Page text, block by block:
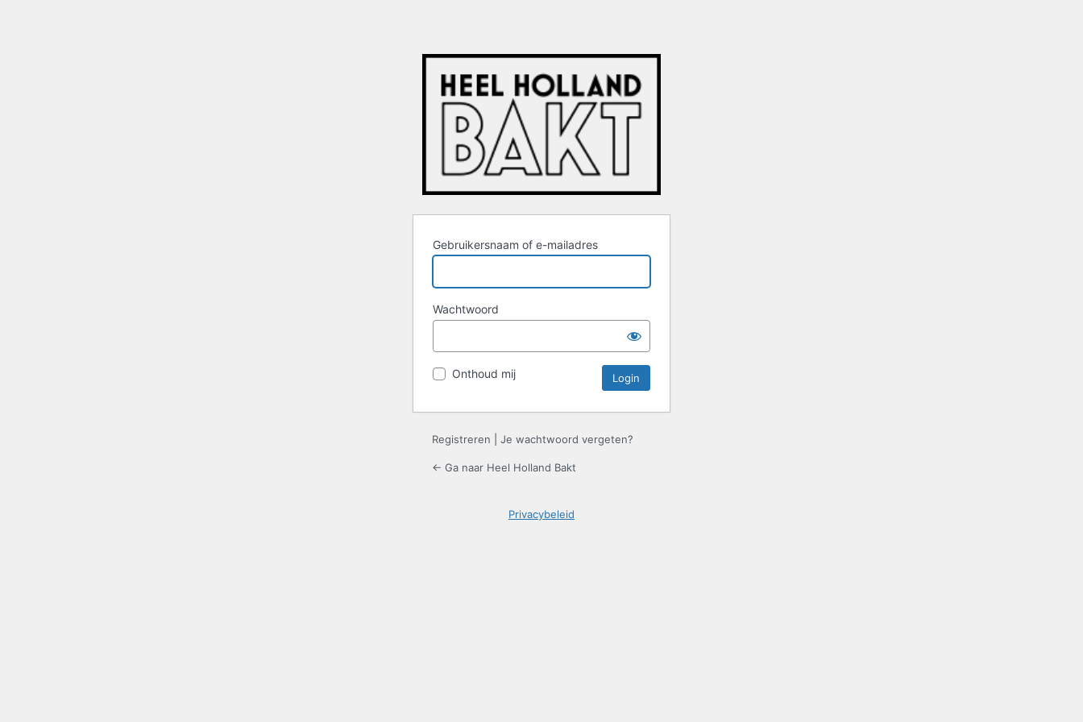
Gebruikersnaam of e-mailadres
Wachtwoord
Onthoud mij
Registreren Je wachtwoord vergeten?
← Ga naar Heel Holland Bakt
Privacybeleid